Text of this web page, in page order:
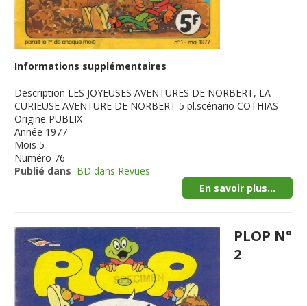
Informations supplémentaires
Description LES JOYEUSES AVENTURES DE NORBERT, LA
CURIEUSE AVENTURE DE NORBERT 5 pl.scénario COTHIAS
Origine PUBLIX
Année 1977
Mois 5
Numéro 76
Publié dans BD dans Revues
En savoir plus...
PLOP N°
2